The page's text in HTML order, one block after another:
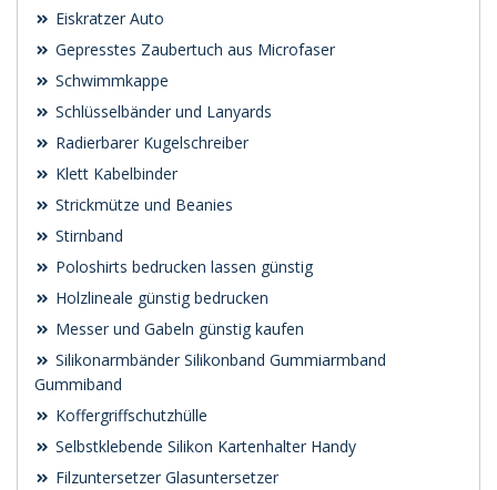
Eiskratzer Auto
Gepresstes Zaubertuch aus Microfaser
Schwimmkappe
Schlüsselbänder und Lanyards
Radierbarer Kugelschreiber
Klett Kabelbinder
Strickmütze und Beanies
Stirnband
Poloshirts bedrucken lassen günstig
Holzlineale günstig bedrucken
Messer und Gabeln günstig kaufen
Silikonarmbänder Silikonband Gummiarmband
Gummiband
Koffergriffschutzhülle
Selbstklebende Silikon Kartenhalter Handy
Filzuntersetzer Glasuntersetzer